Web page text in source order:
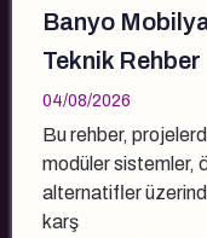
Banyo
Teknik Rehber
04/08/2026
Bu rehber,
modüler sistemler,
alternatifler
karş